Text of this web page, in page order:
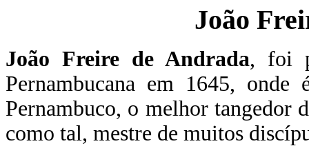
João
João Freire de Andrada, foi
Pernambucana em 1645,
Pernambuco, o melhor tangedor
como tal, mestre de muitos